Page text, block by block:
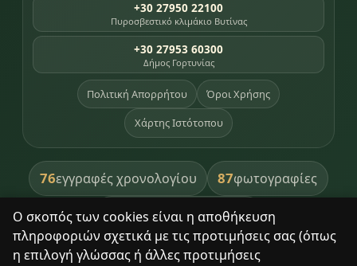
Ο σκοπός των cookies είναι η αποθήκευση
πληροφοριών σχετικά με τις προτιμήσεις σας (όπως
η επιλογή γλώσσας ή άλλες προτιμήσεις
+30 27950 22100
Πυροσβεστικό κλιμάκιο Βυτίνας
+30 27953 60300
Δήμος Γορτυνίας
Πολιτική Απορρήτου Όροι Χρήσης
Χάρτης Ιστότοπου
76εγγραφές χρονολογίου 87φωτογραφίες
391βιβλία βιβλιοθήκης
8σημεία κληρονομιάς